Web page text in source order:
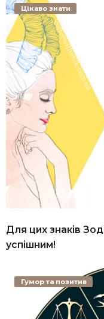
Для цих знаків
успішним!
Цікаво знати
Гумор та позитив